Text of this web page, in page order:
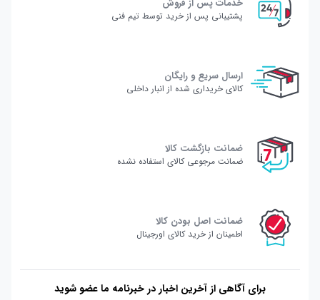
پشتیبانی پس از خرید توسط تیم فنی
ارسال سریع و رایگان
کالای خریداری شده از انبار داخلی
ضمانت بازگشت کالا
ضمانت مرجوعی کالای استفاده نشده
ضمانت اصل بودن کالا
اطمینان از خرید کالای اورجینال
برای آگاهی از آخرین اخبار در خبرنامه ما عضو شوید